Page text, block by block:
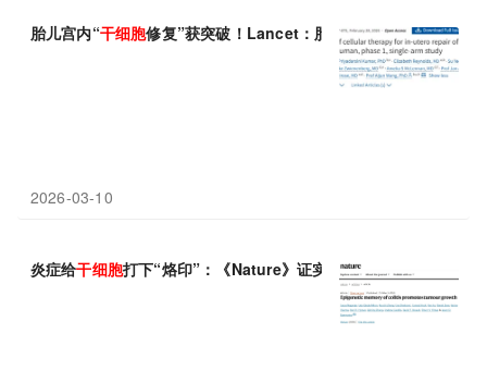
胎儿宫内“干细胞修复”获突破！Lancet：胎盘干细胞治疗脊柱裂
2026-03-10
炎症给干细胞打下“烙印”：《Nature》证实，即使炎症消退，